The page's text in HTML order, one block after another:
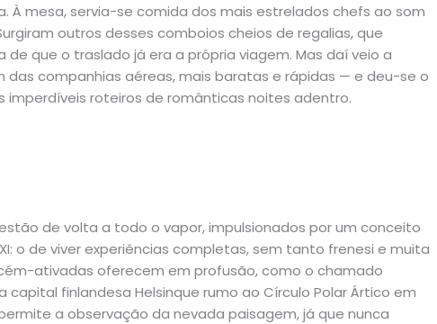
À mesa, servia-se comida dos mais estrelados chefs ao som
outros desses comboios cheios de regalias, que
que o traslado já era a própria viagem. Mas daí veio a
das companhias aéreas, mais baratas e rápidas — e deu-se o
imperdíveis roteiros de românticas noites adentro.
de volta a todo o vapor, impulsionados por um conceito
o de viver experiências completas, sem tanto frenesi e muita
ativadas oferecem em profusão, como o chamado
capital finlandesa Helsinque rumo ao Círculo Polar Ártico em
a observação da nevada paisagem, já que nunca